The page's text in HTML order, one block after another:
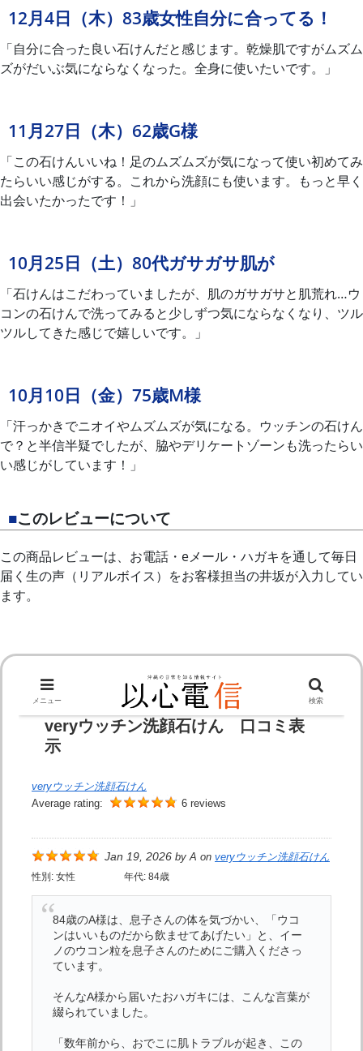
12月4日（木）83歳女性自分に合ってる！
「自分に合った良い石けんだと感じます。乾燥肌ですがムズム
ズがだいぶ気にならなくなった。全身に使いたいです。」
11月27日（木）62歳G様
「この石けんいいね！足のムズムズが気になって使い初めてみ
たらいい感じがする。これから洗顔にも使います。もっと早く
出会いたかったです！」
10月25日（土）80代ガサガサ肌が
「石けんはこだわっていましたが、肌のガサガサと肌荒れ…ウ
コンの石けんで洗ってみると少しずつ気にならなくなり、ツル
ツルしてきた感じで嬉しいです。」
10月10日（金）75歳M様
「汗っかきでニオイやムズムズが気になる。ウッチンの石けん
で？と半信半疑でしたが、脇やデリケートゾーンも洗ったらい
い感じがしています！」
■このレビューについて
この商品レビューは、お電話・eメール・ハガキを通して毎日
届く生の声（リアルボイス）をお客様担当の井坂が入力してい
ます。